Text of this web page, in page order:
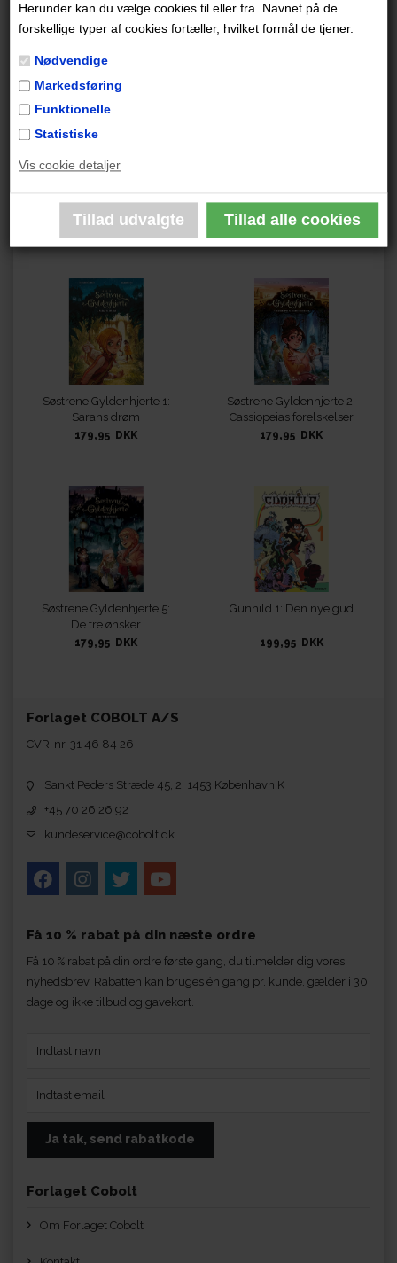
Herunder kan du vælge cookies til eller fra. Navnet på de
forskellige typer af cookies fortæller, hvilket formål de tjener.
Nødvendige
Markedsføring
Funktionelle
Statistiske
Vis cookie detaljer
Måske er du også interesseret i disse
199,95 DKK 199,95 DKK
Søstrene Gyldenhjerte 1:
Sarahs drøm
179,95 DKK
Søstrene Gyldenhjerte 2:
Cassiopeias forelskelser
179,95 DKK
Søstrene Gyldenhjerte 5:
De tre ønsker
179,95 DKK
Gunhild 1: Den nye gud
199,95 DKK
Forlaget COBOLT A/S
CVR-nr. 31 46 84 26
Sankt Peders Stræde 45, 2. 1453 København K
+45 70 26 26 92
kundeservice@cobolt.dk
Få 10 % rabat på din næste ordre
Få 10 % rabat på din ordre første gang, du tilmelder dig vores
nyhedsbrev. Rabatten kan bruges én gang pr. kunde, gælder i 30
dage og ikke tilbud og gavekort.
Forlaget Cobolt
Om Forlaget Cobolt